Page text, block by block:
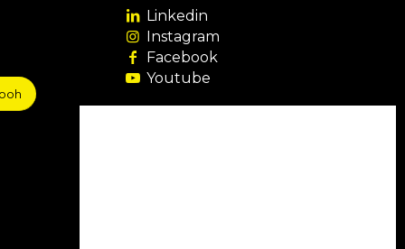
Linkedin
Instagram
Facebook
Youtube